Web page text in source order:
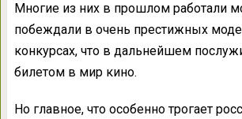
Многие из них в прошлом работали
побеждали в очень престижных
конкурсах, что в дальнейшем
билетом в мир кино.
Но главное, что особенно трогает